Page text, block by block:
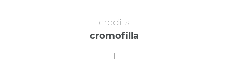
credits
cromofilla